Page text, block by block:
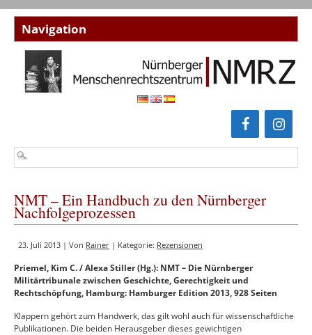
NMT – Ein Handbuch zu den Nürnberger
Nachfolgeprozessen
23. Juli 2013 | Von Rainer | Kategorie: Rezensionen
Priemel, Kim C. / Alexa Stiller (Hg.): NMT – Die Nürnberger
Militärtribunale zwischen Geschichte, Gerechtigkeit und
Rechtschöpfung, Hamburg: Hamburger Edition 2013, 928 Seiten
Klappern gehört zum Handwerk, das gilt wohl auch für wissenschaftliche
Publikationen. Die beiden Herausgeber dieses gewichtigen